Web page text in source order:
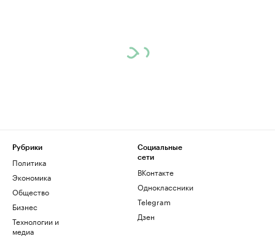
Рубрики
Политика
Экономика
Общество
Бизнес
Технологии и
медиа
Социальные
сети
ВКонтакте
Одноклассники
Telegram
Дзен